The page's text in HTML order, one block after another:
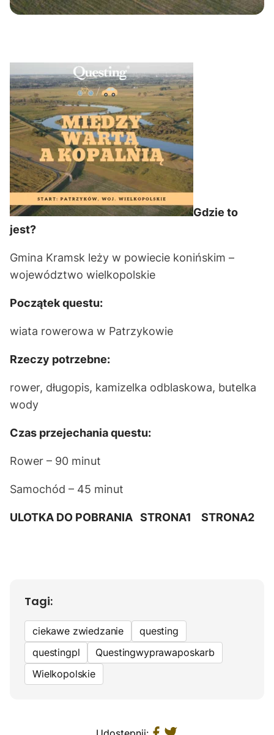
Gdzie to
jest?
Gmina Kramsk leży w powiecie konińskim –
województwo wielkopolskie
Początek questu:
wiata rowerowa w Patrzykowie
Rzeczy potrzebne:
rower, długopis, kamizelka odblaskowa, butelka
wody
Czas przejechania questu:
Rower – 90 minut
Samochód – 45 minut
ULOTKA DO POBRANIA STRONA1 STRONA2
Tagi:
ciekawe zwiedzanie
questing
questingpl
Questingwyprawaposkarb
Wielkopolskie